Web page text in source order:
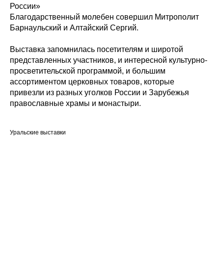
России»
Благодарственный молебен совершил Митрополит
Барнаульский и Алтайский Сергий.
Выставка запомнилась посетителям и широтой
представленных участников, и интересной культурно-
просветительской программой, и большим
ассортиментом церковных товаров, которые
привезли из разных уголков России и Зарубежья
православные храмы и монастыри.
Уральские выставки